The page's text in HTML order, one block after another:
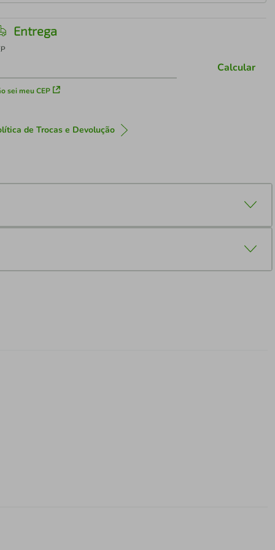
Entrega
sei meu CEP
Calcular
de Trocas e Devolução